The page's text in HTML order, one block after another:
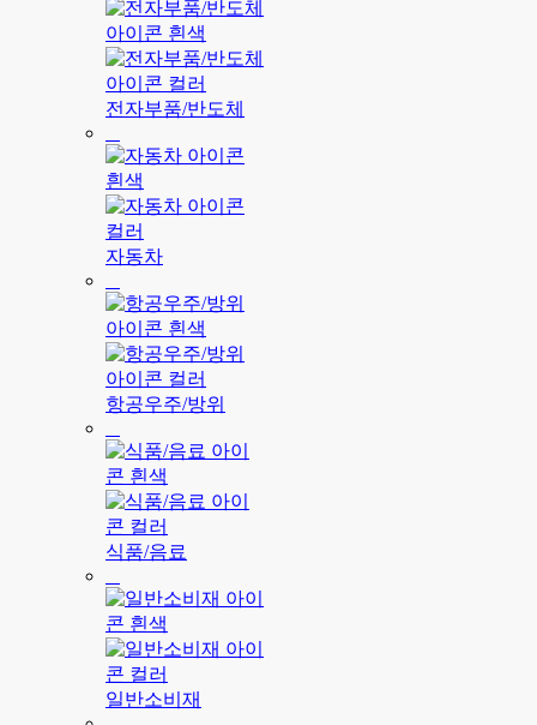
전자부품/반도체
자동차
항공우주/방위
식품/음료
일반소비재